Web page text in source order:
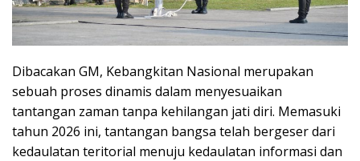
Dibacakan GM, Kebangkitan Nasional merupakan
sebuah proses dinamis dalam menyesuaikan
tantangan zaman tanpa kehilangan jati diri. Memasuki
tahun 2026 ini, tantangan bangsa telah bergeser dari
kedaulatan teritorial menuju kedaulatan informasi dan